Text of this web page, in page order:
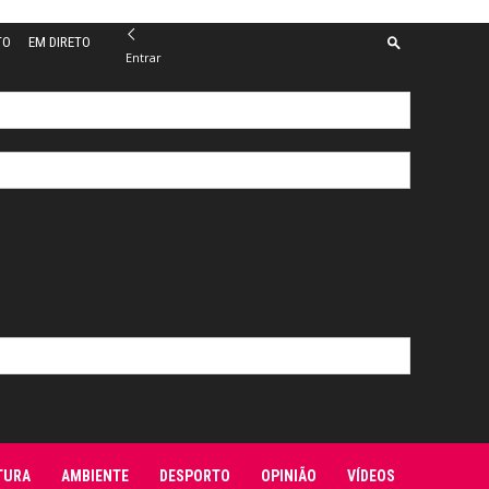
EM DIRETO
Entrar
AMBIENTE DESPORTO OPINIÃO VÍDEOS